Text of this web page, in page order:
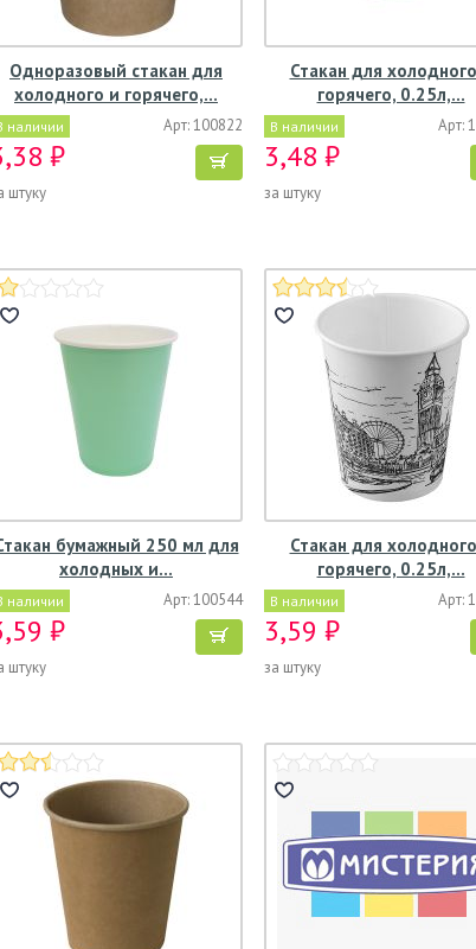
Одноразовый стакан для
холодного и горячего,…
наличии Арт: 100822
₽
штуку
Стакан для
горячего, 0.25л,…
В наличии Арт:
3,48 ₽
за штуку
бумажный 250 мл для
холодных и…
наличии Арт: 100544
₽
штуку
Стакан для
горячего, 0.25л,…
В наличии Арт:
3,59 ₽
за штуку